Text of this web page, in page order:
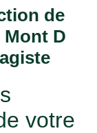
de
D
votre